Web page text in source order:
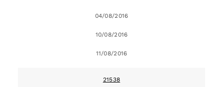
04/08/2016
10/08/2016
11/08/2016
21538